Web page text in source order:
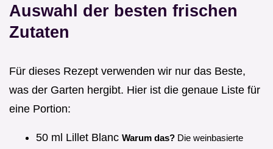
Auswahl der besten frischen
Zutaten
Für dieses Rezept verwenden wir nur das Beste,
was der Garten hergibt. Hier ist die genaue Liste für
eine Portion:
50 ml Lillet Blanc Warum das? Die weinbasierte